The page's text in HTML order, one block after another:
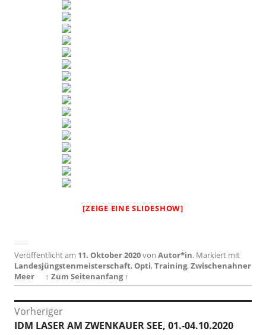
[ZEIGE EINE SLIDESHOW]
Veröffentlicht am 11. Oktober 2020von Autor*in. Markiert mit
Landesjüngstenmeisterschaft,Opti,Training,Zwischenahner
Meer
↑ Zum Seitenanfang ↑
Beitragsnavigation
Vorheriger
Vorheriger
IDM LASER AM ZWENKAUER SEE, 01.-04.10.2020